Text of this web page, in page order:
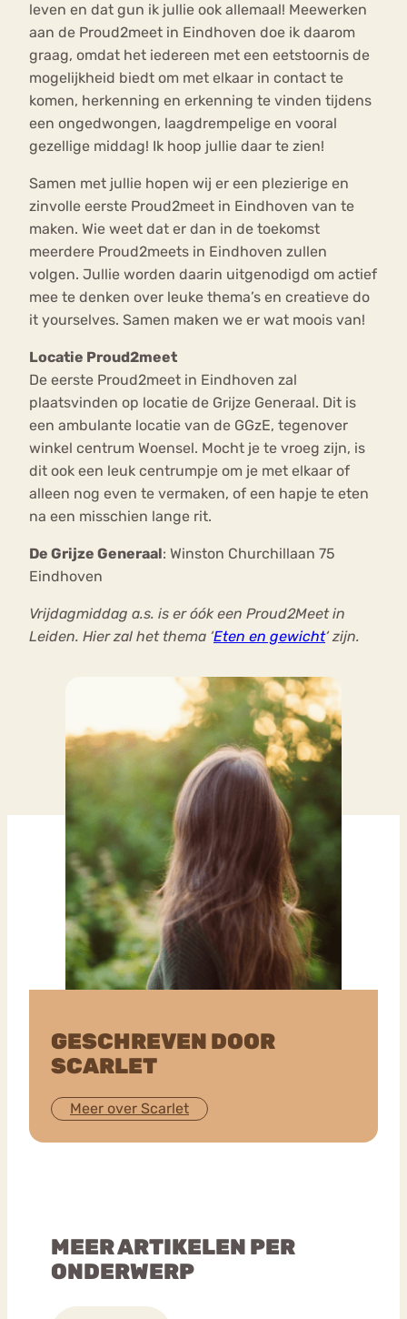
leven en dat gun ik jullie ook allemaal! Meewerken
aan de Proud2meet in Eindhoven doe ik daarom
graag, omdat het iedereen met een eetstoornis de
mogelijkheid biedt om met elkaar in contact te
komen, herkenning en erkenning te vinden tijdens
een ongedwongen, laagdrempelige en vooral
gezellige middag! Ik hoop jullie daar te zien!
Samen met jullie hopen wij er een plezierige en
zinvolle eerste Proud2meet in Eindhoven van te
maken. Wie weet dat er dan in de toekomst
meerdere Proud2meets in Eindhoven zullen
volgen. Jullie worden daarin uitgenodigd om actief
mee te denken over leuke thema’s en creatieve do
it yourselves. Samen maken we er wat moois van!
Locatie Proud2meet
De eerste Proud2meet in Eindhoven zal
plaatsvinden op locatie de Grijze Generaal. Dit is
een ambulante locatie van de GGzE, tegenover
winkel centrum Woensel. Mocht je te vroeg zijn, is
dit ook een leuk centrumpje om je met elkaar of
alleen nog even te vermaken, of een hapje te eten
na een misschien lange rit.
De Grijze Generaal: Winston Churchillaan 75
Eindhoven
Vrijdagmiddag a.s. is er óók een Proud2Meet in
Leiden. Hier zal het thema ‘Eten en gewicht‘ zijn.
GESCHREVEN DOOR
SCARLET
Meer over Scarlet
MEER ARTIKELEN PER
ONDERWERP